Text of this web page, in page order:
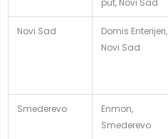
put, Novi Sad
Novi Sad
Domis Enterijeri,
Novi Sad
Smederevo
Enmon,
Smederevo